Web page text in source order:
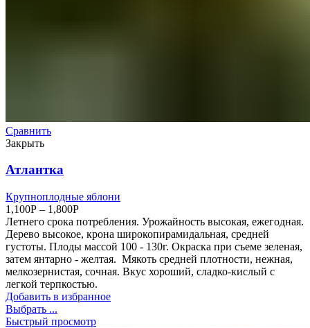
Сравнить
Закрыть
Атлантка
Крупноплодные яблони
1,100Р – 1,800Р
Летнего срока потребления. Урожайность высокая, ежегодная.
Дерево высокое, крона широкопирамидальная, средней
густоты. Плоды массой 100 - 130г. Окраска при съеме зеленая,
затем янтарно - желтая. Мякоть средней плотности, нежная,
мелкозернистая, сочная. Вкус хороший, сладко-кислый с
легкой терпкостью.
Добавить в избранное
Выбрать ...
Быстрый просмотр